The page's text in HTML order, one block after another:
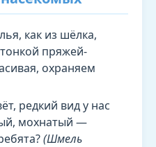
как из шёлка,
пряжей-
охраняем
редкий вид у нас
мохнатый —
(Шмель